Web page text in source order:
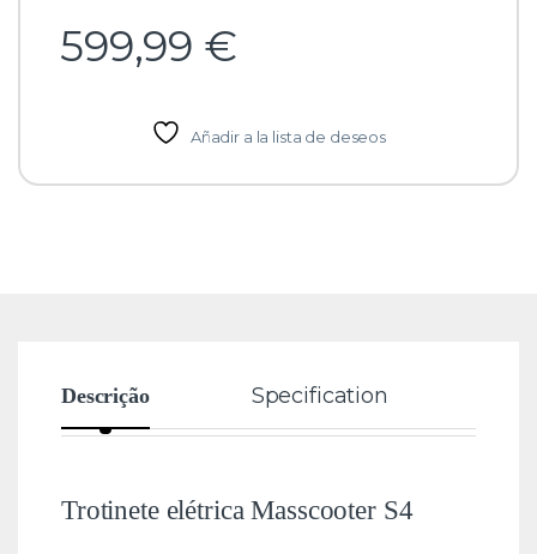
599,99 €
Añadir a la lista de deseos
Descrição Specification
Trotinete elétrica Masscooter S4